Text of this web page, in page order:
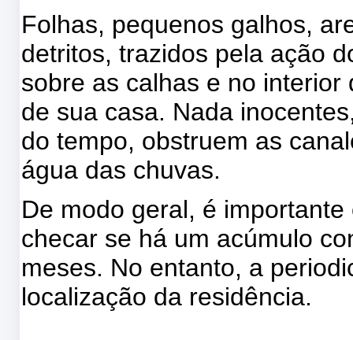
Folhas, pequenos galhos,
detritos, trazidos pela ação
sobre as calhas e no
de sua casa. Nada
do tempo, obstruem as
água das chuvas.
De modo geral, é
checar se há um acúmulo
meses. No entanto, a
localização da residência.